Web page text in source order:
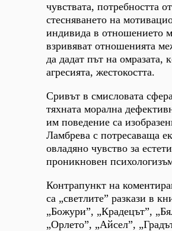
чувствата, потребността
стесняването на
индивида в отношението
взривяват отношенията
да дадат път на омразата,
агресията, жестокостта.
Сривът в смисловата
тяхната морална
им поведение са
Ламбрева с потресаваща
овладяно чувство за
проникновен
Контрапункт на
са „светлите” разкази в
„Божури”, „Крадецът”,
„Орлето”, „Айсел”,